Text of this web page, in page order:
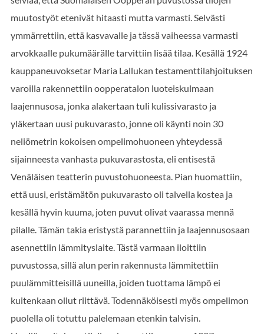
muutostyöt etenivät hitaasti mutta varmasti. Selvästi
ymmärrettiin, että kasvavalle ja tässä vaiheessa varmasti
arvokkaalle pukumäärälle tarvittiin lisää tilaa. Kesällä 1924
kauppaneuvoksetar Maria Lallukan testamenttilahjoituksen
varoilla rakennettiin oopperatalon luoteiskulmaan
laajennusosa, jonka alakertaan tuli kulissivarasto ja
yläkertaan uusi pukuvarasto, jonne oli käynti noin 30
neliömetrin kokoisen ompelimohuoneen yhteydessä
sijainneesta vanhasta pukuvarastosta, eli entisestä
Venäläisen teatterin puvustohuoneesta. Pian huomattiin,
että uusi, eristämätön pukuvarasto oli talvella kostea ja
kesällä hyvin kuuma, joten puvut olivat vaarassa mennä
pilalle. Tämän takia eristystä parannettiin ja laajennusosaan
asennettiin lämmityslaite. Tästä varmaan iloittiin
puvustossa, sillä alun perin rakennusta lämmitettiin
puulämmitteisillä uuneilla, joiden tuottama lämpö ei
kuitenkaan ollut riittävä. Todennäköisesti myös ompelimon
puolella oli totuttu palelemaan etenkin talvisin.